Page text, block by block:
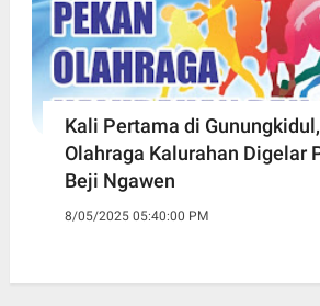
Kali Pertama di
Olahraga Kalurahan Digelar
Beji Ngawen
8/05/2025 05:40:00 PM